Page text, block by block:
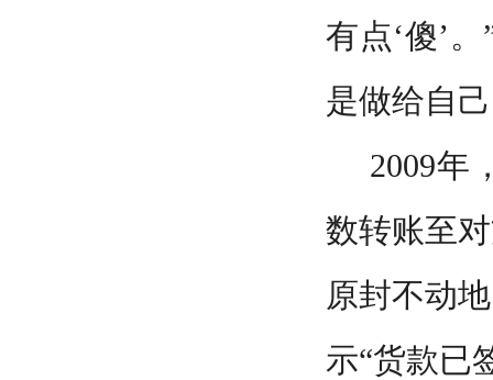
有点‘傻’
是做给自
2009年
数转账至
原封不动
示“货款已